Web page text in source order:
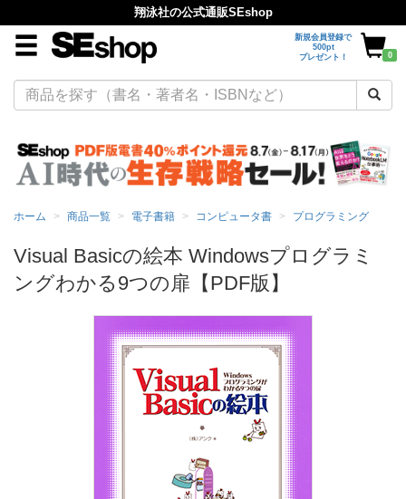
翔泳社の公式通販SEshop
新規会員登録で
500pt
プレゼント！
0
ホーム 商品一覧 電子書籍 コンピュータ書 プログラミング
Visual Basicの絵本 Windowsプログラミ
ングわかる9つの扉【PDF版】